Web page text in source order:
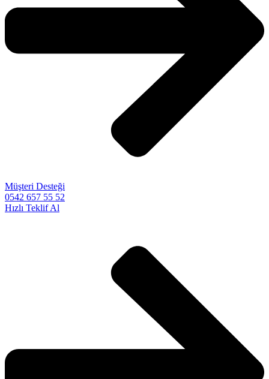
Müşteri Desteği
0542 657 55 52
Hızlı Teklif Al